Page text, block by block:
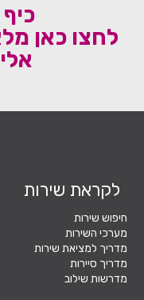
לחצו כאן
לקראת שירות
חיפוש שירות
מערכי השירות
מדריך למציאת שירות
מדריך סיירות
מדרשות שילוב